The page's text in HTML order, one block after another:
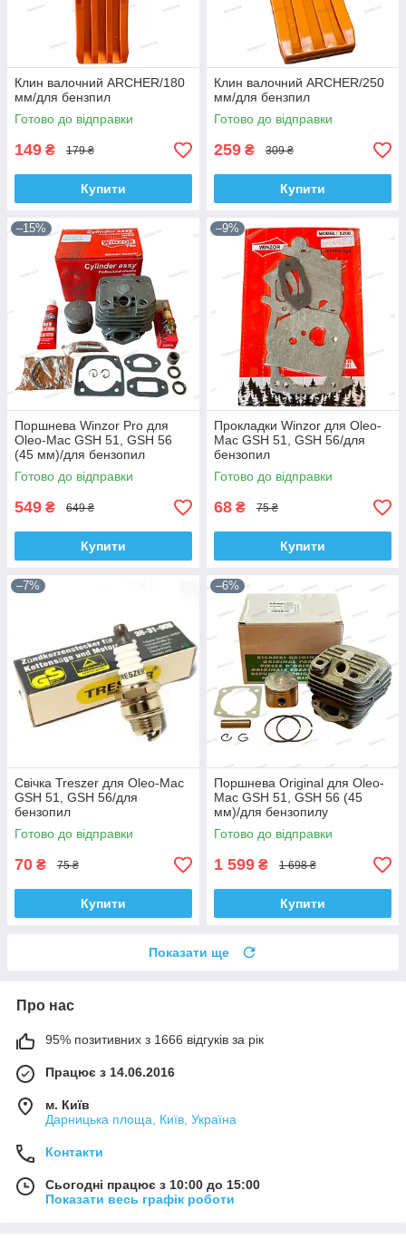
Клин валочний ARCHER/180
мм/для бензпил
Готово до відправки
149 ₴ 179 ₴
Купити
Клин валочний ARCHER/250
мм/для бензпил
Готово до відправки
259 ₴ 309 ₴
Купити
–15%
Поршнева Winzor Pro для
Oleo-Mac GSH 51, GSH 56
(45 мм)/для бензопил
Готово до відправки
549 ₴ 649 ₴
Купити
–9%
Прокладки Winzor для Oleo-
Mac GSH 51, GSH 56/для
бензопил
Готово до відправки
68 ₴ 75 ₴
Купити
–7%
Свічка Treszer для Oleo-Mac
GSH 51, GSH 56/для
бензопил
Готово до відправки
70 ₴ 75 ₴
Купити
–6%
Поршнева Original для Oleo-
Mac GSH 51, GSH 56 (45
мм)/для бензопилу
Готово до відправки
1 599 ₴ 1 698 ₴
Купити
Показати ще
Про нас
95% позитивних з 1666 відгуків за рік
Працює з 14.06.2016
м. Київ
Дарницька площа, Київ, Україна
Контакти
Сьогодні працює з 10:00 до 15:00
Показати весь графік роботи